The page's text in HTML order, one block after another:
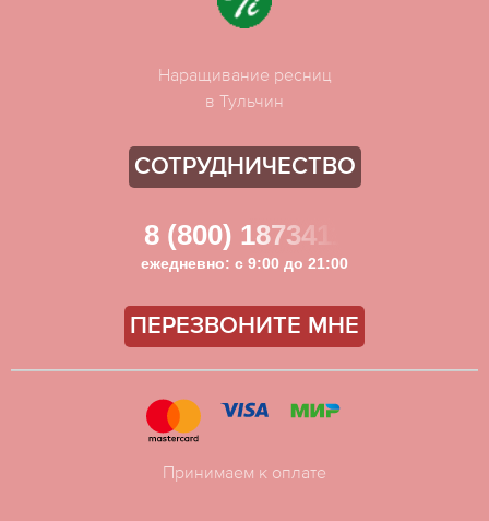
Наращивание ресниц
в Тульчин
СОТРУДНИЧЕСТВО
8 (800) 1873411
ежедневно: с 9:00 до 21:00
ПЕРЕЗВОНИТЕ МНЕ
Принимаем к оплате